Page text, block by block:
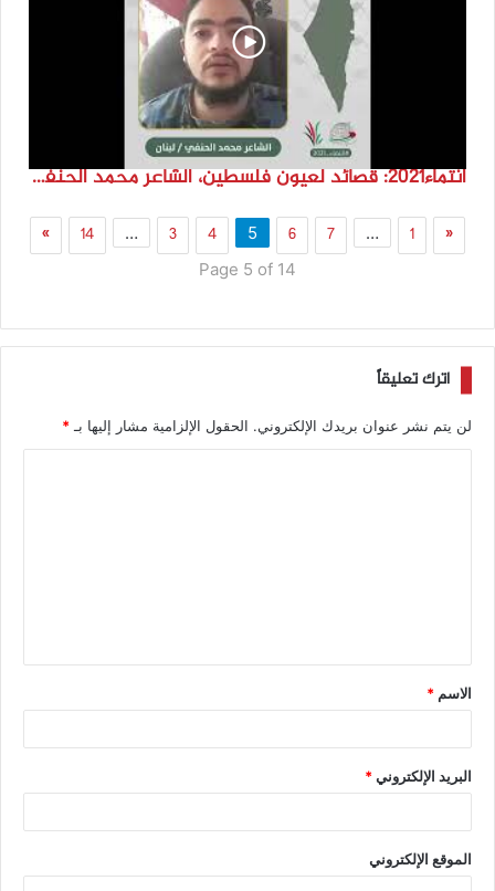
انتماء2021: قصائد لعيون فلسطين، الشاعر محمد الحنفي، لبنان
«
1
…
3 4 5 6 7
…
14
»
Page 5 of 14
اترك تعليقاً
لن يتم نشر عنوان بريدك الإلكتروني. الحقول الإلزامية مشار إليها بـ *
الاسم *
البريد الإلكتروني*
الموقع الإلكتروني